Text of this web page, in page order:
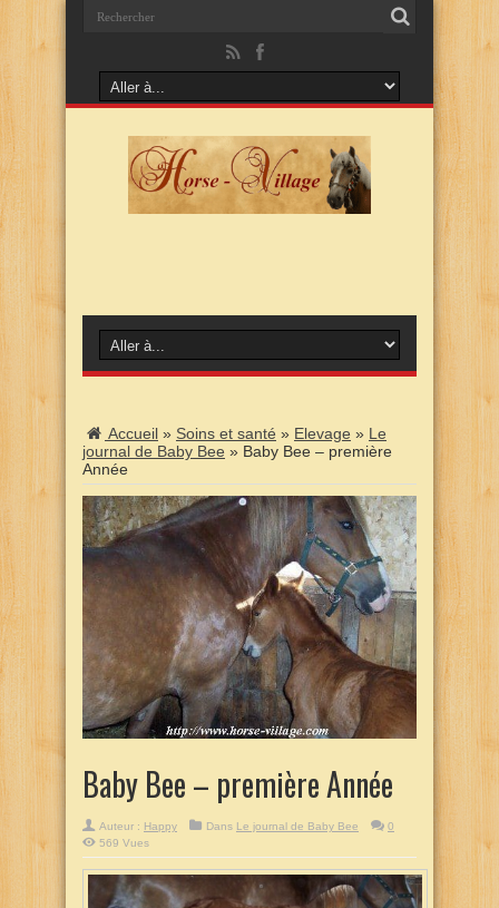
Accueil » Soins et santé » Elevage » Le
journal de Baby Bee » Baby Bee – première
Année
Baby Bee – première Année
Auteur : Happy Dans Le journal de Baby Bee
0
569 Vues